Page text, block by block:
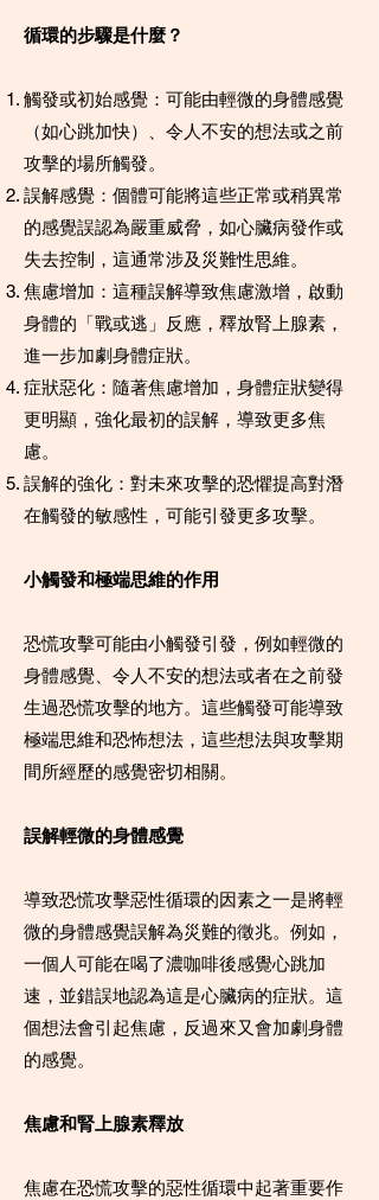
循環的步驟是什麼？
觸發或初始感覺：可能由輕微的身體感覺
（如心跳加快）、令人不安的想法或之前
攻擊的場所觸發。
誤解感覺：個體可能將這些正常或稍異常
的感覺誤認為嚴重威脅，如心臟病發作或
失去控制，這通常涉及災難性思維。
焦慮增加：這種誤解導致焦慮激增，啟動
身體的「戰或逃」反應，釋放腎上腺素，
進一步加劇身體症狀。
症狀惡化：隨著焦慮增加，身體症狀變得
更明顯，強化最初的誤解，導致更多焦
慮。
誤解的強化：對未來攻擊的恐懼提高對潛
在觸發的敏感性，可能引發更多攻擊。
小觸發和極端思維的作用
恐慌攻擊可能由小觸發引發，例如輕微的
身體感覺、令人不安的想法或者在之前發
生過恐慌攻擊的地方。這些觸發可能導致
極端思維和恐怖想法，這些想法與攻擊期
間所經歷的感覺密切相關。
誤解輕微的身體感覺
導致恐慌攻擊惡性循環的因素之一是將輕
微的身體感覺誤解為災難的徵兆。例如，
一個人可能在喝了濃咖啡後感覺心跳加
速，並錯誤地認為這是心臟病的症狀。這
個想法會引起焦慮，反過來又會加劇身體
的感覺。
焦慮和腎上腺素釋放
焦慮在恐慌攻擊的惡性循環中起著重要作